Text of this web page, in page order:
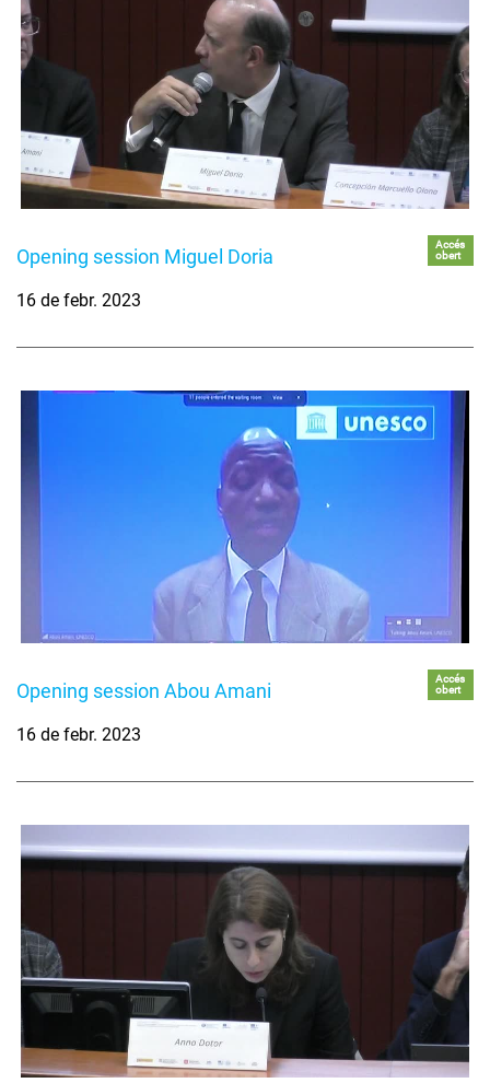
Opening session Miguel Doria
Accés
obert
16 de febr. 2023
Opening session Abou Amani
Accés
obert
16 de febr. 2023